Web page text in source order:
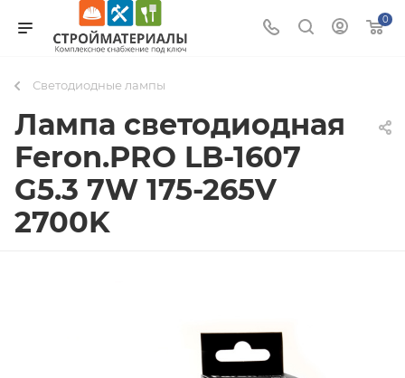
0
Светодиодные лампы
Лампа светодиодная
Feron.PRO LB-1607
G5.3 7W 175-265V
2700K